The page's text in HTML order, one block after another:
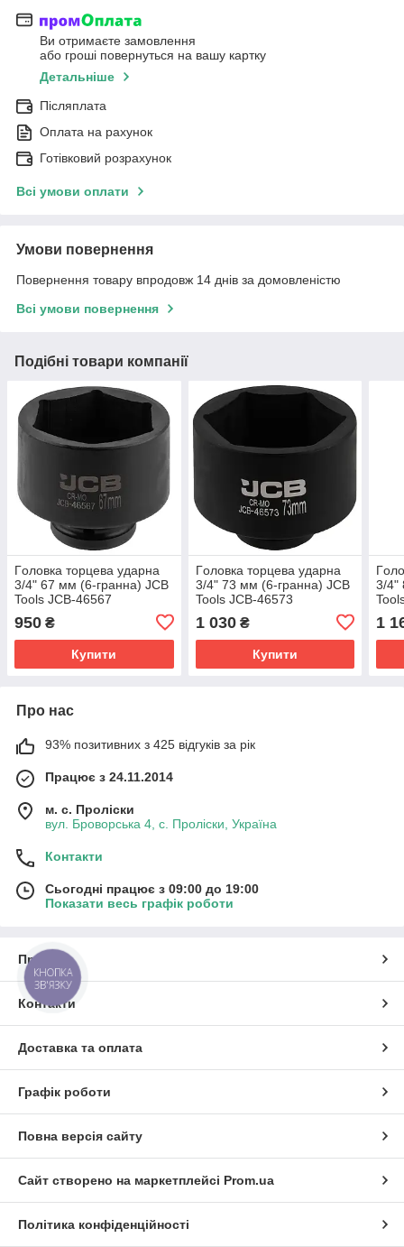
Ви отримаєте замовлення
або гроші повернуться на вашу картку
Детальніше
Післяплата
Оплата на рахунок
Готівковий розрахунок
Всі умови оплати
Умови повернення
Повернення товару впродовж 14 днів за домовленістю
Всі умови повернення
Подібні товари компанії
Гoлoвкa тopцeвa удapнa
3/4" 67 мм (6-гранна) JCB
Tools JCB-46567
950 ₴
Купити
Гoлoвкa тopцeвa удapнa
3/4" 73 мм (6-гранна) JCB
Tools JCB-46573
1 030₴
Купити
3/4"
1
Про нас
93% позитивних з 425 відгуків за рік
Працює з 24.11.2014
м. с. Проліски
вул. Броворська 4, с. Проліски, Україна
Контакти
Сьогодні працює з 09:00 до 19:00
Показати весь графік роботи
Про нас
Контакти
Доставка та оплата
Графік роботи
Повна версія сайту
Сайт створено на маркетплейсі Prom.ua
Політика конфіденційності
КНОПКА
ЗВ'ЯЗКУ